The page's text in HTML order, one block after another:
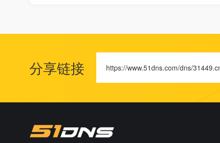
分享链接 https://www.51dns.com/dns/